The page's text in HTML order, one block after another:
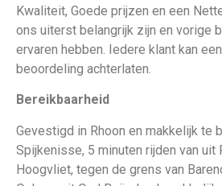
Kwaliteit, Goede prijzen en een
ons uiterst belangrijk zijn en vorige
ervaren hebben. Iedere klant kan
beoordeling achterlaten.
Bereikbaarheid
Gevestigd in Rhoon en makkelijk te
Spijkenisse, 5 minuten rijden van uit
Hoogvliet, tegen de grens van